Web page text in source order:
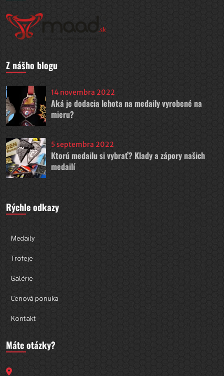
Z nášho blogu
14 novembra 2022
Aká je dodacia lehota na medaily vyrobené na
mieru?
5 septembra 2022
Ktorú medailu si vybrať? Klady a zápory našich
medailí
Rýchle odkazy
Medaily
Trofeje
Galérie
Cenová ponuka
Kontakt
Máte otázky?